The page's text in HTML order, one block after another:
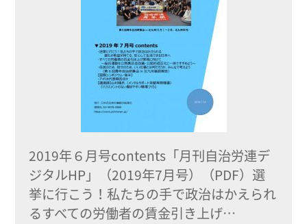
2019年６月号contents「月刊自治労連デ
ジタルHP」（2019年7月号）（PDF）選
挙に行こう！私たちの手で政治はかえられ
るすべての労働者の賃金引き上げ…